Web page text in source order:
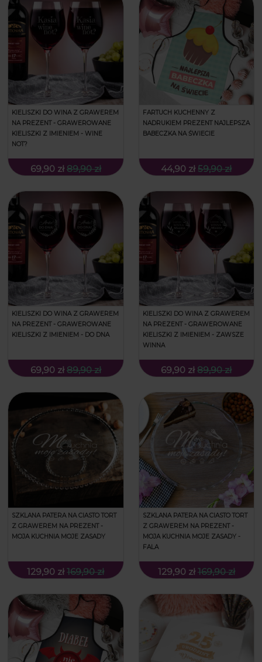
KIELISZKI DO WINA Z GRAWEREM
NA PREZENT - GRAWEROWANE
KIELISZKI Z IMIENIEM - WINE
NOT?
69,90 zł 89,90 zł
FARTUCH KUCHENNY Z
NADRUKIEM PREZENT NAJLEPSZA
BABECZKA NA ŚWIECIE
44,90 zł 59,90 zł
KIELISZKI DO WINA Z GRAWEREM
NA PREZENT - GRAWEROWANE
KIELISZKI Z IMIENIEM - DO DNA
69,90 zł 89,90 zł
KIELISZKI DO WINA Z GRAWEREM
NA PREZENT - GRAWEROWANE
KIELISZKI Z IMIENIEM - ZAWSZE
WINNA
69,90 zł 89,90 zł
SZKLANA PATERA NA CIASTO TORT
Z GRAWEREM NA PREZENT -
MOJA KUCHNIA MOJE ZASADY
129,90 zł 169,90 zł
SZKLANA PATERA NA CIASTO TORT
Z GRAWEREM NA PREZENT -
MOJA KUCHNIA MOJE ZASADY -
FALA
129,90 zł 169,90 zł